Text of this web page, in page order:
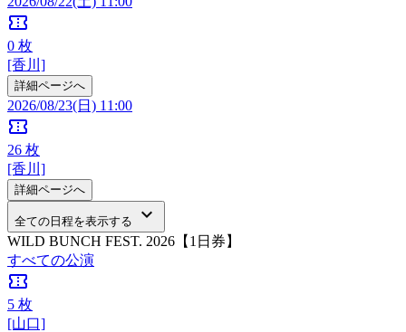
confirmation_number
0 枚
[香川]
詳細ページへ
2026/08/23(日) 11:00
confirmation_number
26 枚
[香川]
詳細ページへ
全ての日程を表示する keyboard_arrow_down
WILD BUNCH FEST. 2026【1日券】
すべての公演
confirmation_number
5 枚
[山口]